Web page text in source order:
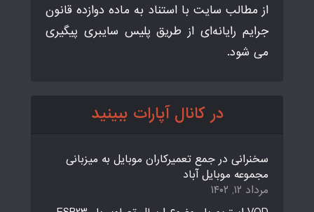
از مطالب سایت با استناد به ماده دوازده قانون
جرایم رایانه‌ای از طریق پلیس سایبری پیگیری
می شود.
در کانال آپارات ببینید
سخنرانی در جمع تعمیرکاران موبایل به میزبانی
مجموعه موبایل آباد
مرداد ۱۲, ۱۴۰۲